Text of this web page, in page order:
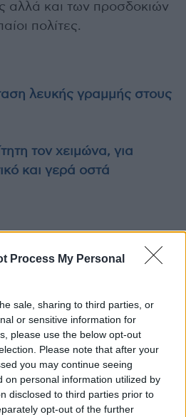
Process My Personal
sale, sharing to third parties, or
or sensitive information for
please use the below opt-out
Please note that after your
you may continue seeing
on personal information utilized by
disclosed to third parties prior to
opt-out of the further
αλλά και των προσδοκιών
πολίτες.
λευκής γραμμής στους
τον χειμώνα, για
και γερά οστά